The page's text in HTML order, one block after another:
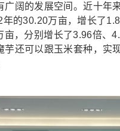
广阔的发展空间。近十年
的30.20万亩，增长了
亩，分别增长了3.96倍、
还可以跟玉米套种，实